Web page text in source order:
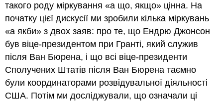
такого роду міркування «а що, якщо» цінна. На
початку цієї дискусії ми зробили кілька міркувань
«а якби» з двох заяв: про те, що Ендрю Джонсон
був віце-президентом при Гранті, який служив
після Ван Бюрена, і що всі віце-президенти
Сполучених Штатів після Ван Бюрена таємно
були координаторами розвідувальної діяльності
США. Потім ми досліджували, що означали ці